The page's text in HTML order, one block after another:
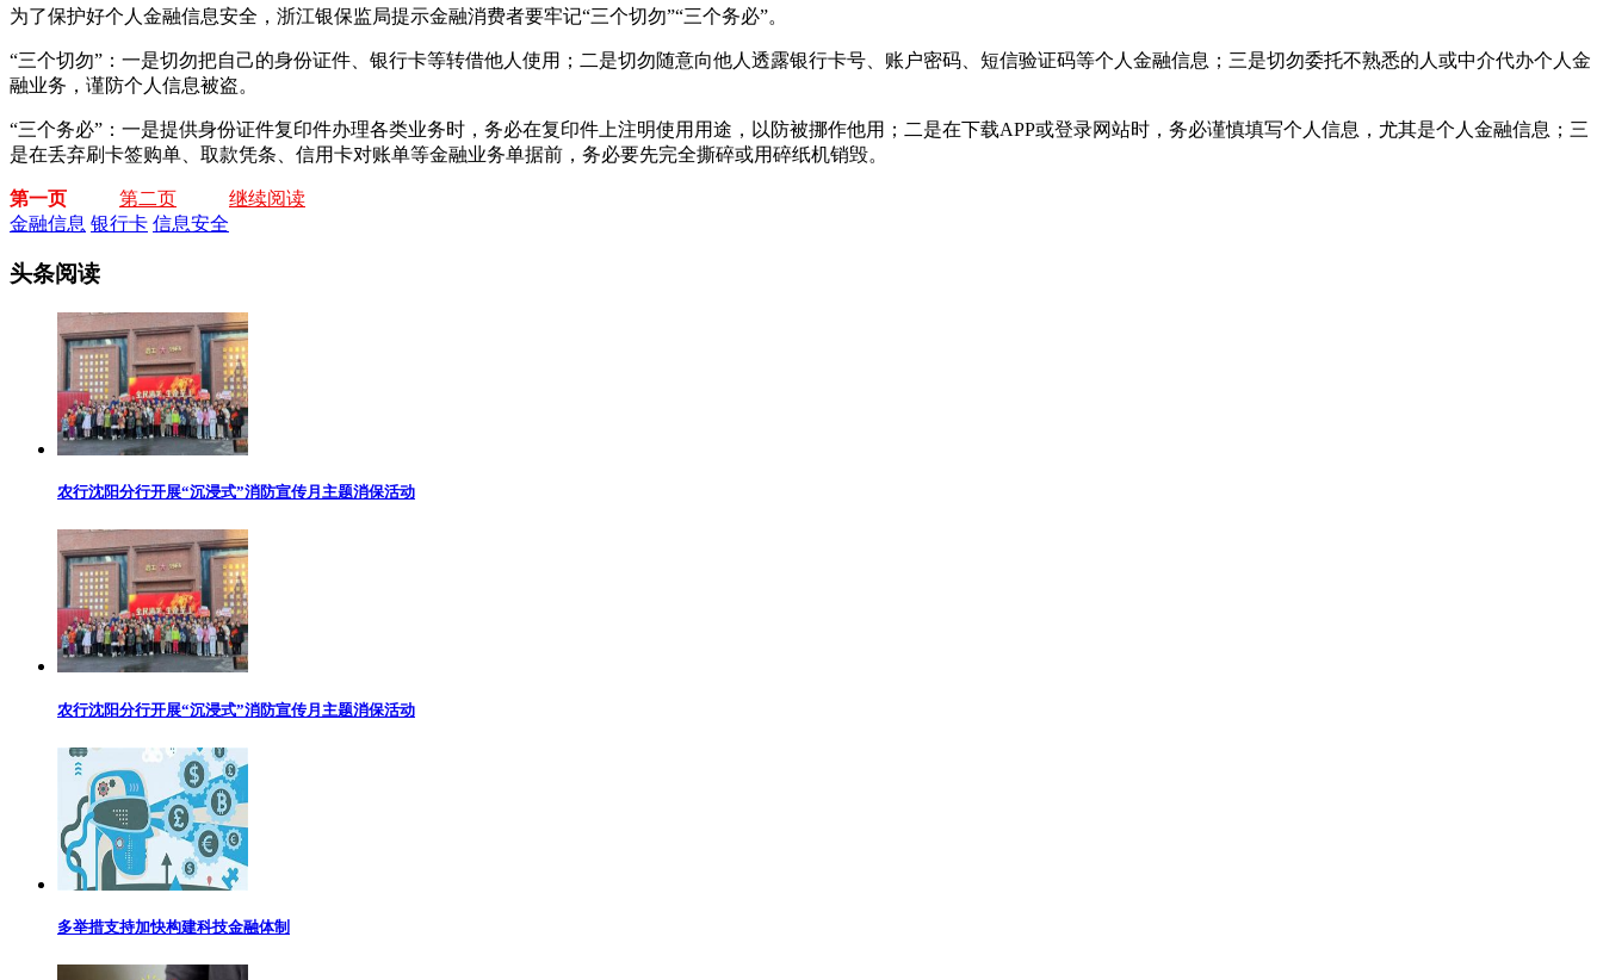
为了保护好个人金融信息安全，浙江银保监局提示金融消费者要牢记“三个切勿”“三个务必”。
“三个切勿”：一是切勿把自己的身份证件、银行卡等转借他人使用；二是切勿随意向他人透露银行卡号、账户密码、短信验证码等个人金融信息；三是切勿委托不熟悉的人或中介代办个人金
融业务，谨防个人信息被盗。
“三个务必”：一是提供身份证件复印件办理各类业务时，务必在复印件上注明使用用途，以防被挪作他用；二是在下载APP或登录网站时，务必谨慎填写个人信息，尤其是个人金融信息；三
是在丢弃刷卡签购单、取款凭条、信用卡对账单等金融业务单据前，务必要先完全撕碎或用碎纸机销毁。
第一页 第二页
继续阅读
金融信息 银行卡 信息安全
头条阅读
农行沈阳分行开展“沉浸式”消防宣传月主题消保活动
农行沈阳分行开展“沉浸式”消防宣传月主题消保活动
多举措支持加快构建科技金融体制